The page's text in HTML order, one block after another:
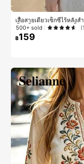
เสื้อสายเดี่ยวเซ็กซี่ไร้หลั
น้ำ, เสื้อกล้ามแขนกุด, เสื้อ
500+ sold
฿159